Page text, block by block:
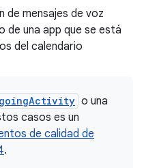
de mensajes de voz
una app que se está
del calendario
o una
casos es un
de calidad de
.